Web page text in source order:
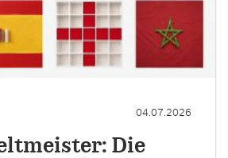
04.07.2026
Die